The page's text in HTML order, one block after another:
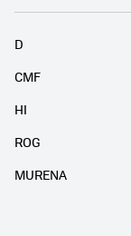
D
CMF
HI
ROG
MURENA